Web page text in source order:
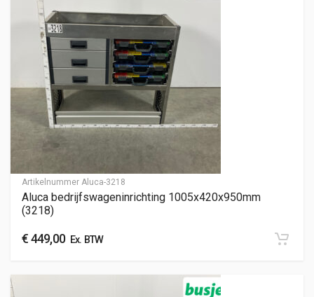
Artikelnummer Aluca-3218
Aluca bedrijfswageninrichting 1005x420x950mm
(3218)
€449,00Ex. BTW